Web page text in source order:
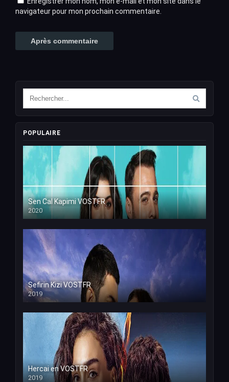
navigateur pour mon prochain commentaire.
POPULAIRE
Sen Cal Kapimi VOSTFR
2020
Sefirin Kizi VOSTFR
2019
Hercai en VOSTFR
2019